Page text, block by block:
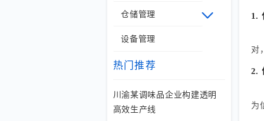
1.
对
2.
为
仓储管理
设备管理
热门推荐
川渝某调味品企业构建透明
高效生产线